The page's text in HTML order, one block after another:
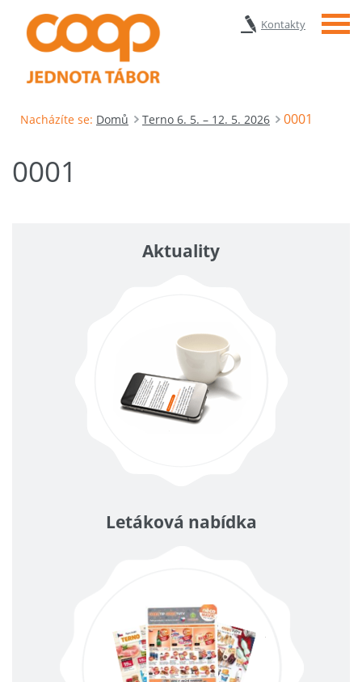
Kontakty Menu
Nacházíte se: Domů Terno 6. 5. – 12. 5. 2026 0001
0001
Aktuality
Letáková nabídka